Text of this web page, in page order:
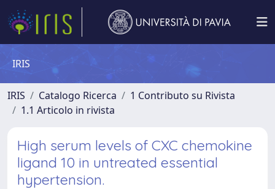
IRIS
IRIS Catalogo Ricerca
1 Contributo su Rivista
1.1 Articolo in rivista
High serum levels of CXC chemokine
ligand 10 in untreated essential
hypertension.